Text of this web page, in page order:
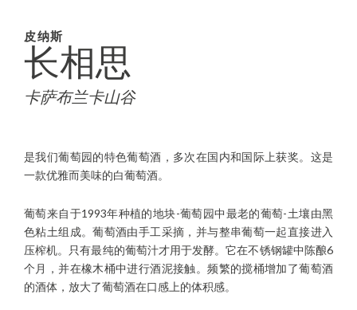
皮纳斯
长相思
卡萨布兰卡山谷
是我们葡萄园的特色葡萄酒，多次在国内和国际上获奖。这是
一款优雅而美味的白葡萄酒。
葡萄来自于1993年种植的地块-葡萄园中最老的葡萄-土壤由黑
色粘土组成。葡萄酒由手工采摘，并与整串葡萄一起直接进入
压榨机。只有最纯的葡萄汁才用于发酵。它在不锈钢罐中陈酿6
个月，并在橡木桶中进行酒泥接触。频繁的搅桶增加了葡萄酒
的酒体，放大了葡萄酒在口感上的体积感。